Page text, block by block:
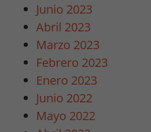
Junio 2023
Abril 2023
Marzo 2023
Febrero 2023
Enero 2023
Junio 2022
Mayo 2022